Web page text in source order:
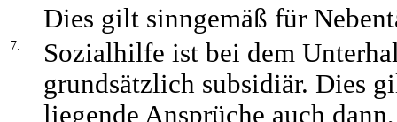
Dies gilt sinngemäß für
7.
Sozialhilfe ist bei dem
grundsätzlich subsidiär. Dies
liegende Ansprüche auch